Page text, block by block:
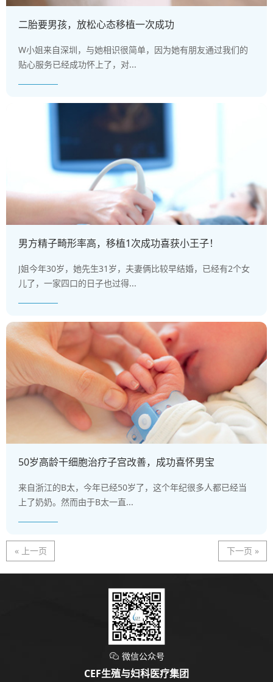
二胎要男孩，放松心态移植一次成功
W小姐来自深圳，与她相识很简单，因为她有朋友通过我们的
贴心服务已经成功怀上了，对...
男方精子畸形率高，移植1次成功喜获小王子！
J姐今年30岁，她先生31岁，夫妻俩比较早结婚，已经有2个女
儿了，一家四口的日子也过得...
50岁高龄干细胞治疗子宫改善，成功喜怀男宝
来自浙江的B太，今年已经50岁了，这个年纪很多人都已经当
上了奶奶。然而由于B太一直...
« 上一页 下一页 »
 微信公众号
CEF生殖与妇科医疗集团